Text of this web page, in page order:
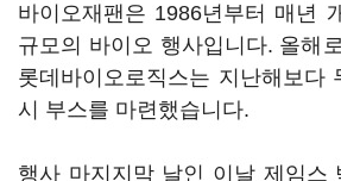
바이오재팬은 1986년부터 매년
규모의 바이오 행사입니다. 올해
롯데바이오로직스는 지난해보다
시 부스를 마련했습니다.
행사 마지지막 날인 이날 제임스